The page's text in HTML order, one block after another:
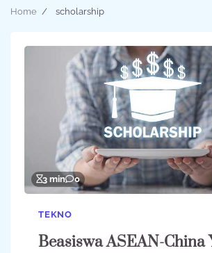
Home scholarship
3 min 0
TEKNO
Beasiswa ASEAN-China